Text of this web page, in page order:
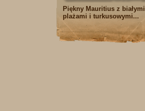
Piękny Mauritius z białymi
plażami i turkusowymi...